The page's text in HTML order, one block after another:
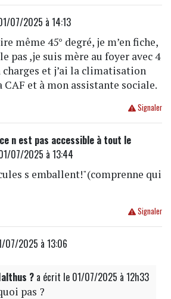
07/2025 à 14:13
même 45° degré, je m’en fiche,
pas ,je suis mère au foyer avec 4
charges et j’ai la climatisation
CAF et à mon assistante sociale.
Signaler
n est pas accessible à tout le
07/2025 à 13:44
s emballent!"(comprenne qui
Signaler
07/2025 à 13:06
?a écrit le 01/07/2025 à 12h33
pas ?